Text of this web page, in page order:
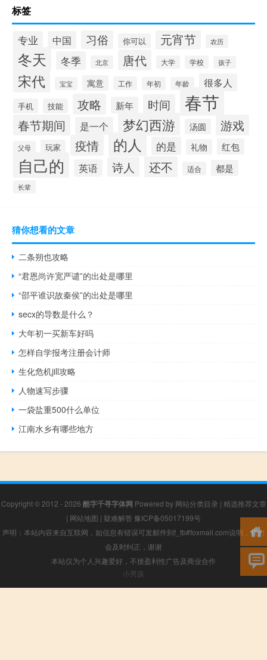
标签
专业 中国 习俗 你可以 元宵节 农历
冬天 冬季 北京 唐代 大学 学校 孩子
宋代 宝宝 寓意 工作 年初 年龄 很多人
手机 技能 攻略 新年 时间 春节
春节期间 是一个 梦幻西游 汤圆 游戏
父母 玩家 疫情 的人 的是 礼物 红包
自己的 英语 诗人 还不 适合 都是
长辈
猜你想看的文章
二条朔也攻略
“君恩尚许宽严谴”的出处是哪里
“邵平谁识故秦侯”的出处是哪里
secx的导数是什么？
大年初一买新车好吗
怎样自学报考注册会计师
生化危机jill攻略
人物速写步骤
一袋盐重500什么单位
江南水乡有哪些地方
Copyright © 2012 - 2026 酷字千寻字体网 Powered by 网站分类目录 | 精选推荐文章
| 网站地图 | 疑难解答 豫ICP备05017199号
声明：本站内容来自互联网，如信息有错误可发邮件到f_fb#foxmail.com说明，我们
会及时纠正，谢谢
本站仅为个人兴趣爱好，不接盈利性广告及商业合作
小男孩